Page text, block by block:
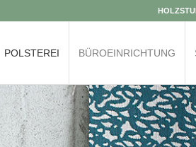
POLSTEREI BÜROEINRICHTUNG